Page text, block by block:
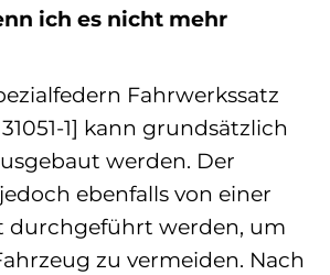
ich es nicht mehr
Fahrwerkssatz
1] kann grundsätzlich
werden. Der
ebenfalls von einer
durchgeführt werden, um
zu vermeiden. Nach